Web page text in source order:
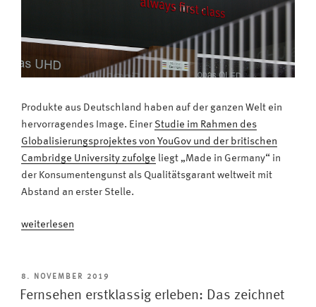
Produkte aus Deutschland haben auf der ganzen Welt ein
hervorragendes Image. Einer Studie im Rahmen des
Globalisierungsprojektes von YouGov und der britischen
Cambridge University zufolge liegt „Made in Germany“ in
der Konsumentengunst als Qualitätsgarant weltweit mit
Abstand an erster Stelle.
„Qualitätssiegel
Germany“:
Deutschland
weiterlesen
VERÖFFENTLICHT
AM
8. NOVEMBER 2019
Fernsehen erstklassig erleben: Das zeichnet